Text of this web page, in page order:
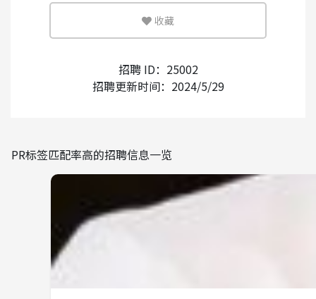
使用日语的频率
收藏
招聘 ID：25002
招聘更新时间：2024/5/29
PR标签匹配率高的招聘信息一览